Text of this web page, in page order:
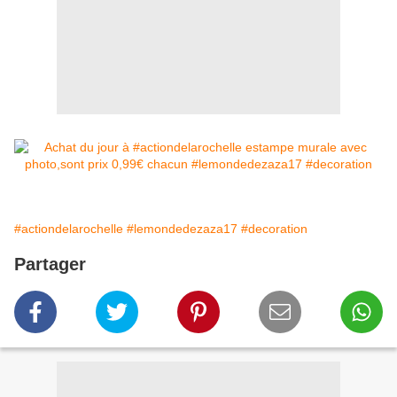
#actiondelarochelle #lemondedezaza17 #decoration
Partager